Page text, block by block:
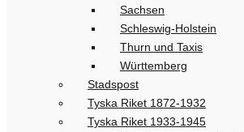
Sachsen
Schleswig-Holstein
Thurn und Taxis
Württemberg
Stadspost
Tyska Riket 1872-1932
Tyska Riket 1933-1945